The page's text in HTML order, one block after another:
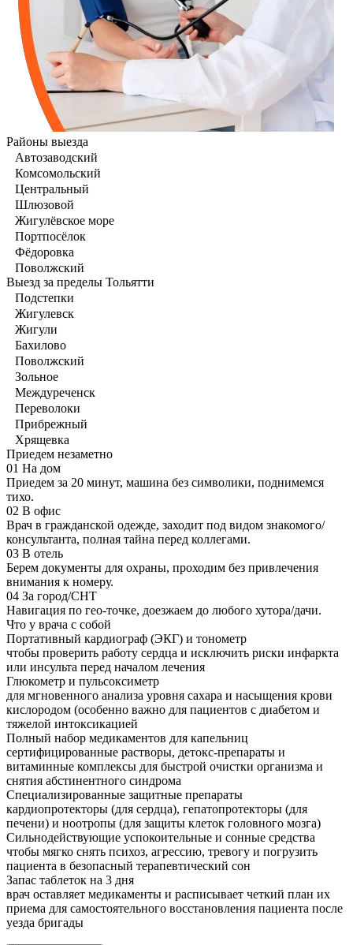
Районы выезда
Автозаводский
Комсомольский
Центральный
Шлюзовой
Жигулёвское море
Портпосёлок
Фёдоровка
Поволжский
Выезд за пределы Тольятти
Подстепки
Жигулевск
Жигули
Бахилово
Поволжский
Зольное
Междуреченск
Переволоки
Прибрежный
Хрящевка
Приедем незаметно
01 На дом
Приедем за 20 минут, машина без символики, поднимемся
тихо.
02 В офис
Врач в гражданской одежде, заходит под видом знакомого/
консультанта, полная тайна перед коллегами.
03 В отель
Берем документы для охраны, проходим без привлечения
внимания к номеру.
04 За город/СНТ
Навигация по гео-точке, доезжаем до любого хутора/дачи.
Что у врача с собой
Портативный кардиограф (ЭКГ) и тонометр
чтобы проверить работу сердца и исключить риски инфаркта
или инсульта перед началом лечения
Глюкометр и пульсоксиметр
для мгновенного анализа уровня сахара и насыщения крови
кислородом (особенно важно для пациентов с диабетом и
тяжелой интоксикацией
Полный набор медикаментов для капельниц
сертифицированные растворы, детокс-препараты и
витаминные комплексы для быстрой очистки организма и
снятия абстинентного синдрома
Специализированные защитные препараты
кардиопротекторы (для сердца), гепатопротекторы (для
печени) и ноотропы (для защиты клеток головного мозга)
Сильнодействующие успокоительные и сонные средства
чтобы мягко снять психоз, агрессию, тревогу и погрузить
пациента в безопасный терапевтический сон
Запас таблеток на 3 дня
врач оставляет медикаменты и расписывает четкий план их
приема для самостоятельного восстановления пациента после
уезда бригады